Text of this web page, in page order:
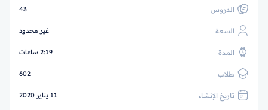
الدروس 43
السعة غير محدود
المدة 2:19 ساعات
طلاب 602
تاريخ الإنشاء 11 يناير 2020